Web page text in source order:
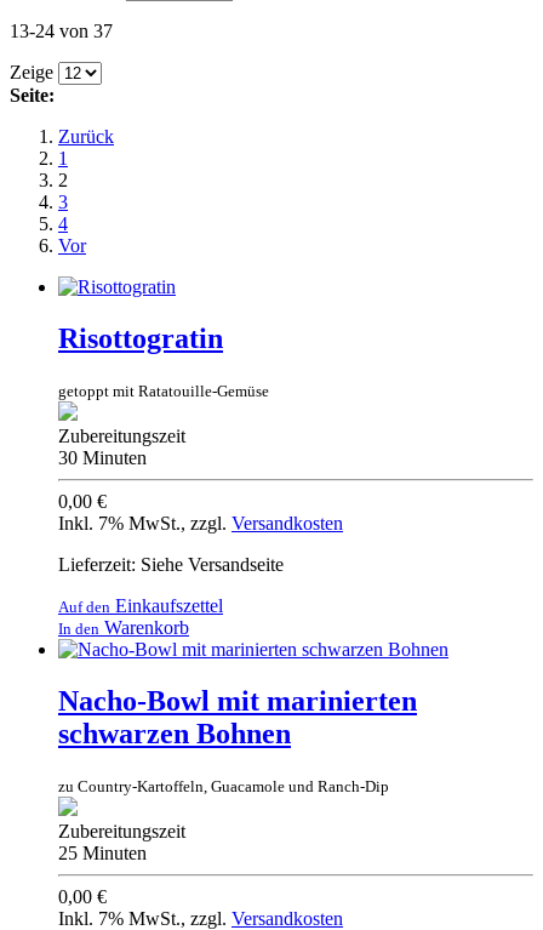
13-24 von 37
Zeige
Seite:
Zurück
1
2
3
4
Vor
Risottogratin
getoppt mit Ratatouille-Gemüse
Zubereitungszeit
30 Minuten
0,00 €
Inkl. 7% MwSt., zzgl. Versandkosten
Lieferzeit: Siehe Versandseite
Auf den Einkaufszettel
In den Warenkorb
Nacho-Bowl mit marinierten
schwarzen Bohnen
zu Country-Kartoffeln, Guacamole und Ranch-Dip
Zubereitungszeit
25 Minuten
0,00 €
Inkl. 7% MwSt., zzgl. Versandkosten